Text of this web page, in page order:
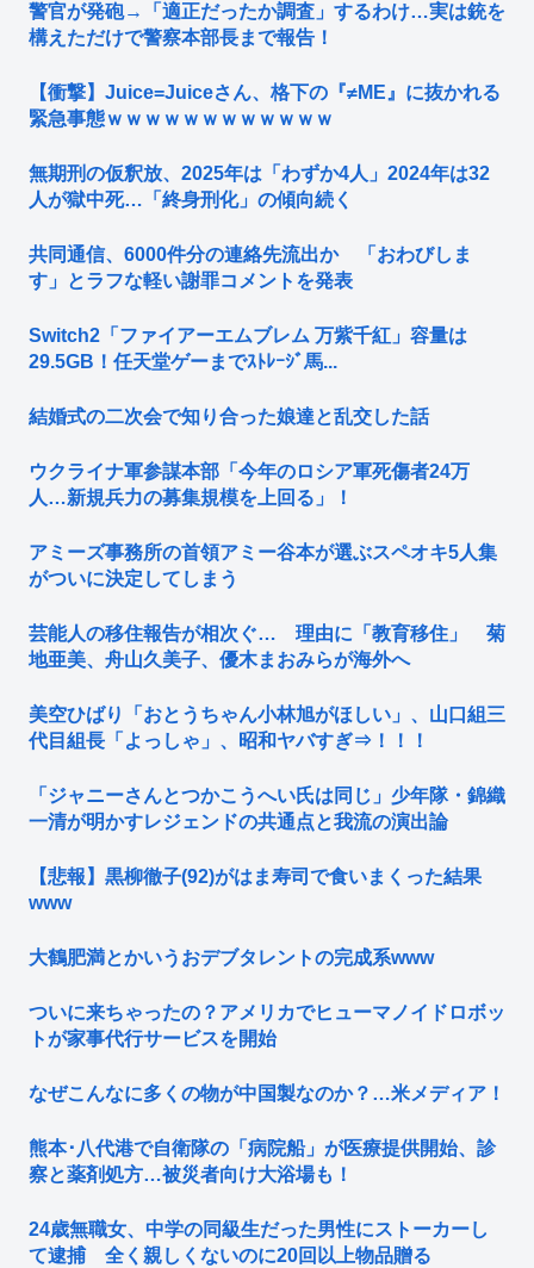
警官が発砲→「適正だったか調査」するわけ…実は銃を
構えただけで警察本部長まで報告！
【衝撃】Juice=Juiceさん、格下の『≠ME』に抜かれる
緊急事態ｗｗｗｗｗｗｗｗｗｗｗｗ
無期刑の仮釈放、2025年は「わずか4人」2024年は32
人が獄中死…「終身刑化」の傾向続く
共同通信、6000件分の連絡先流出か 「おわびしま
す」とラフな軽い謝罪コメントを発表
Switch2「ファイアーエムブレム 万紫千紅」容量は
29.5GB！任天堂ゲーまでｽﾄﾚｰｼﾞ馬...
結婚式の二次会で知り合った娘達と乱交した話
ウクライナ軍参謀本部「今年のロシア軍死傷者24万
人…新規兵力の募集規模を上回る」！
アミーズ事務所の首領アミー谷本が選ぶスペオキ5人集
がついに決定してしまう
芸能人の移住報告が相次ぐ… 理由に「教育移住」 菊
地亜美、舟山久美子、優木まおみらが海外へ
美空ひばり「おとうちゃん小林旭がほしい」、山口組三
代目組長「よっしゃ」、昭和ヤバすぎ⇒！！！
「ジャニーさんとつかこうへい氏は同じ」少年隊・錦織
一清が明かすレジェンドの共通点と我流の演出論
【悲報】黒柳徹子(92)がはま寿司で食いまくった結果
www
大鶴肥満とかいうおデブタレントの完成系www
ついに来ちゃったの？アメリカでヒューマノイドロボッ
トが家事代行サービスを開始
なぜこんなに多くの物が中国製なのか？…米メディア！
熊本･八代港で自衛隊の「病院船」が医療提供開始、診
察と薬剤処方…被災者向け大浴場も！
24歳無職女、中学の同級生だった男性にストーカーし
て逮捕 全く親しくないのに20回以上物品贈る